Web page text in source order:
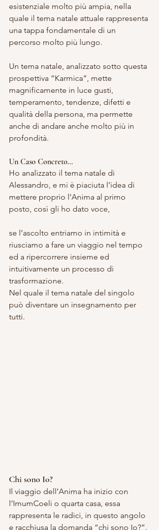
esistenziale molto più ampia, nella
quale il tema natale attuale rappresenta
una tappa fondamentale di un
percorso molto più lungo.
Un tema natale, analizzato sotto questa
prospettiva “Karmica”, mette
magnificamente in luce gusti,
temperamento, tendenze, difetti e
qualità della persona, ma permette
anche di andare anche molto più in
profondità.
Un Caso Concreto…
Ho analizzato il tema natale di
Alessandro, e mi è piaciuta l’idea di
mettere proprio l’Anima al primo
posto, così gli ho dato voce,
se l’ascolto entriamo in intimità e
riusciamo a fare un viaggio nel tempo
ed a ripercorrere insieme ed
intuitivamente un processo di
trasformazione.
Nel quale il tema natale del singolo
può diventare un insegnamento per
tutti.
Chi sono Io?
Il viaggio dell’Anima ha inizio con
l’ImumCoeli o quarta casa, essa
rappresenta le radici, in questo angolo
e racchiusa la domanda “chi sono Io?”.